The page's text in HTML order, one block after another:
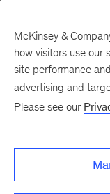
McKinsey &
how visitors use our
site performance
advertising and
Please see our